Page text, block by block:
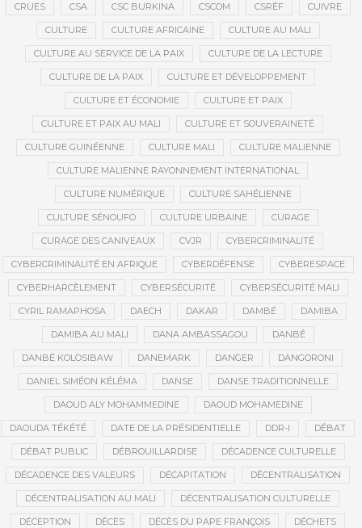
CRUES CSA CSC BURKINA CSCOM CSRÉF CUIVRE
CULTURE CULTURE AFRICAINE CULTURE AU MALI
CULTURE AU SERVICE DE LA PAIX CULTURE DE LA LECTURE
CULTURE DE LA PAIX CULTURE ET DÉVELOPPEMENT
CULTURE ET ÉCONOMIE CULTURE ET PAIX
CULTURE ET PAIX AU MALI CULTURE ET SOUVERAINETÉ
CULTURE GUINÉENNE CULTURE MALI CULTURE MALIENNE
CULTURE MALIENNE RAYONNEMENT INTERNATIONAL
CULTURE NUMÉRIQUE CULTURE SAHÉLIENNE
CULTURE SÉNOUFO CULTURE URBAINE CURAGE
CURAGE DES CANIVEAUX CVJR CYBERCRIMINALITÉ
CYBERCRIMINALITÉ EN AFRIQUE CYBERDÉFENSE CYBERESPACE
CYBERHARCÈLEMENT CYBERSÉCURITÉ CYBERSÉCURITÉ MALI
CYRIL RAMAPHOSA DAECH DAKAR DAMBÉ DAMIBA
DAMIBA AU MALI DANA AMBASSAGOU DANBÉ
DANBÉ KOLOSIBAW DANEMARK DANGER DANGORONI
DANIEL SIMÉON KÉLÉMA DANSE DANSE TRADITIONNELLE
DAOUD ALY MOHAMMEDINE DAOUD MOHAMEDINE
DAOUDA TÉKÉTÉ DATE DE LA PRÉSIDENTIELLE DDR-I DÉBAT
DÉBAT PUBLIC DÉBROUILLARDISE DÉCADENCE CULTURELLE
DÉCADENCE DES VALEURS DÉCAPITATION DÉCENTRALISATION
DÉCENTRALISATION AU MALI DÉCENTRALISATION CULTURELLE
DÉCEPTION DÉCÈS DÉCÈS DU PAPE FRANÇOIS DÉCHETS